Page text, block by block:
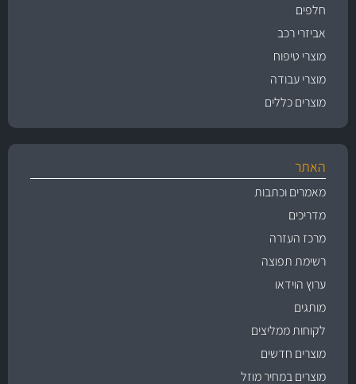
חלפים
אביזרי רכב
מוצרי טיפוח
מוצרי עבודה
מוצרים כללים
האתר
מאמרים וכתבות
מדריכים
מרכז העזרה
רשימת תפוצה
ערוץ הוידאו
מותגים
לקוחות ממליצים
מוצרים חדשים
מוצרים במחיר מוזל